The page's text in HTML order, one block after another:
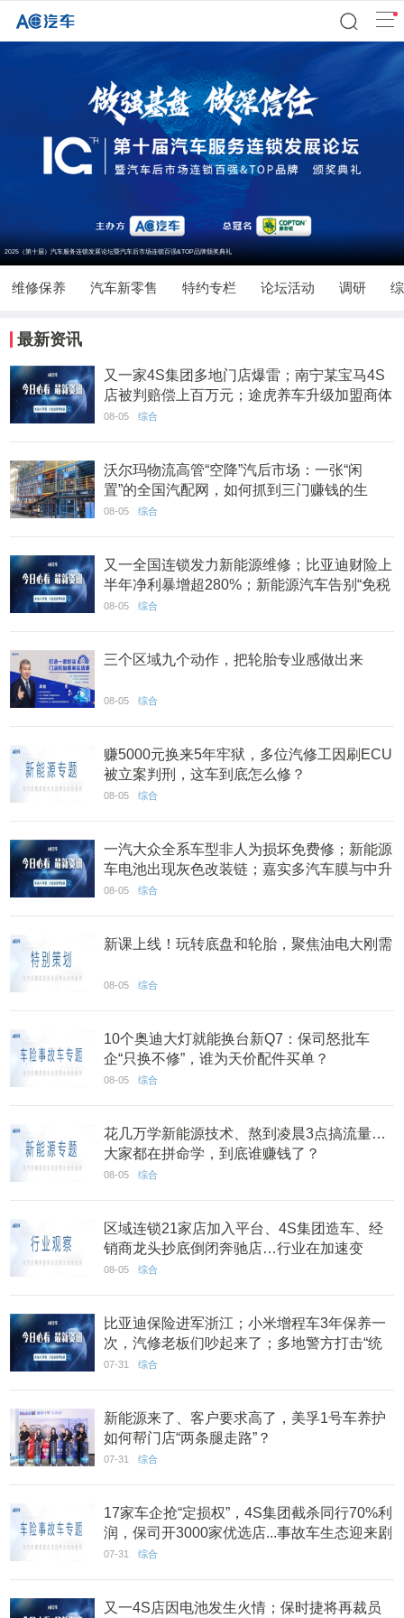
2025（第十届）汽车服务连锁发展论坛暨汽车后市场连锁百强&TOP品牌颁奖典礼
维修保养 汽车新零售 特约专栏 论坛活动 调研
最新资讯
又一家4S集团多地门店爆雷；南宁某宝马4S
店被判赔偿上百万元；途虎养车升级加盟商体
系建设 丨AC早报
08-05 综合
沃尔玛物流高管“空降”汽后市场：一张“闲
置”的全国汽配网，如何抓到三门赚钱的生
意？
08-05 综合
又一全国连锁发力新能源维修；比亚迪财险上
半年净利暴增超280%；新能源汽车告别“免税
时代” 丨AC早报
08-05 综合
三个区域九个动作，把轮胎专业感做出来
08-05 综合
赚5000元换来5年牢狱，多位汽修工因刷ECU
被立案判刑，这车到底怎么修？
08-05 综合
一汽大众全系车型非人为损坏免费修；新能源
车电池出现灰色改装链；嘉实多汽车膜与中升
集团达成合作丨AC早报
08-05 综合
新课上线！玩转底盘和轮胎，聚焦油电大刚需
08-05 综合
10个奥迪大灯就能换台新Q7：保司怒批车
企“只换不修”，谁为天价配件买单？
08-05 综合
花几万学新能源技术、熬到凌晨3点搞流量…
大家都在拼命学，到底谁赚钱了？
08-05 综合
区域连锁21家店加入平台、4S集团造车、经
销商龙头抄底倒闭奔驰店…行业在加速变
迁？|7月看点
08-05 综合
比亚迪保险进军浙江；小米增程车3年保养一
次，汽修老板们吵起来了；多地警方打击“统
筹车险”骗局丨AC早报
07-31 综合
新能源来了、客户要求高了，美孚1号车养护
如何帮门店“两条腿走路”？
07-31 综合
17家车企抢“定损权”，4S集团截杀同行70%利
润，保司开3000家优选店...事故车生态迎来剧
变？
07-31 综合
又一4S店因电池发生火情；保时捷将再裁员